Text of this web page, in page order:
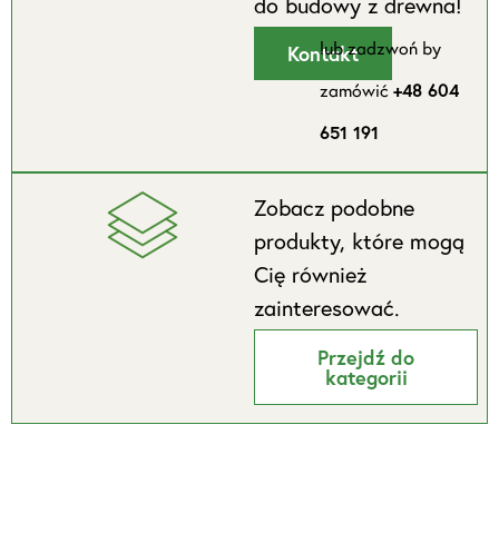
Kontakt
lub zadzwoń by
zamówić+48 604
651 191
Zobacz podobne
produkty, które mogą
Cię również
zainteresować.
Przejdź do
kategorii